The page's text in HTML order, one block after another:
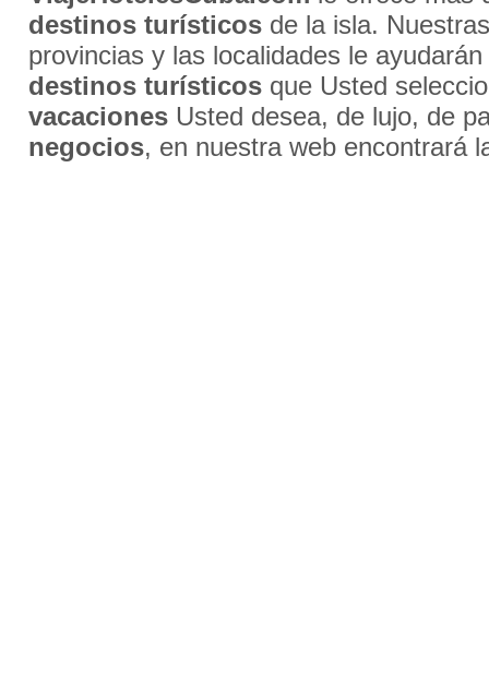
destinos turísticosde la isla.
provincias y las localidades le
destinos turísticosque Usted
vacacionesUsted desea, de lujo, de
negocios, en nuestra web encontrará